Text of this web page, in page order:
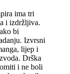
ima tri
i izdržljiva.
bi
Izvrsni
lijep i
Drška
i ne boli